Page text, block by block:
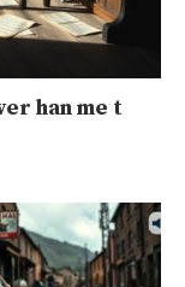
han me t